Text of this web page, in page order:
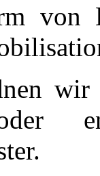
von
wir